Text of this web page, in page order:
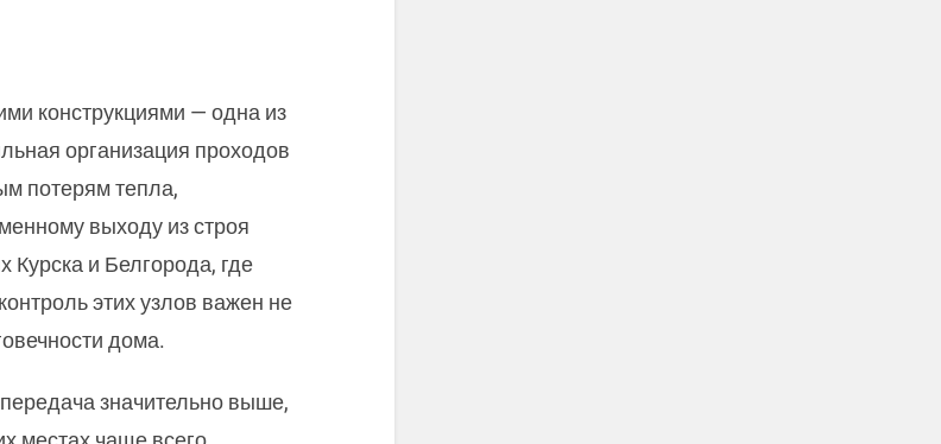
конструкциями — одна из
организация проходов
потерям тепла,
выходу из строя
Курска и Белгорода, где
этих узлов важен не
дома.
значительно выше,